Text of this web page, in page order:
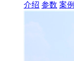
介绍 参数 案例